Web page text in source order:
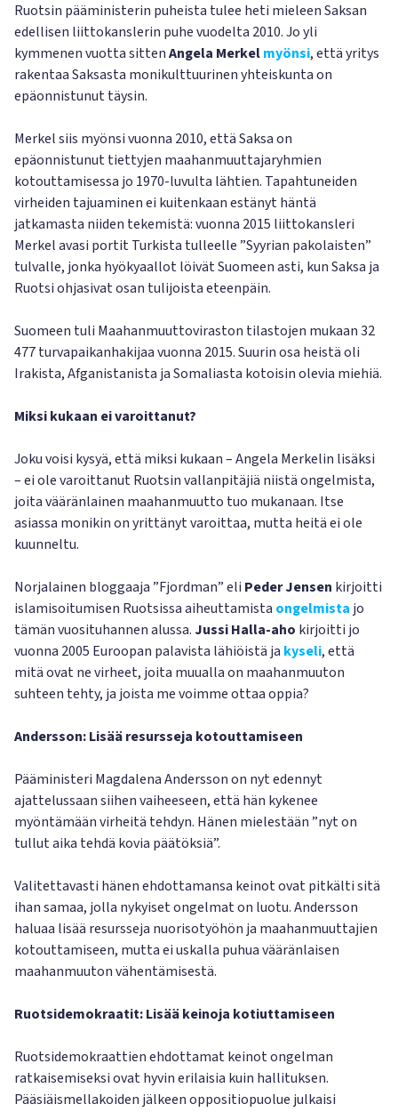
Ruotsin pääministerin puheista tulee heti mieleen Saksan
edellisen liittokanslerin puhe vuodelta 2010. Jo yli
kymmenen vuotta sittenAngela Merkelmyönsi, että yritys
rakentaa Saksasta monikulttuurinen yhteiskunta on
epäonnistunut täysin.
Merkel siis myönsi vuonna 2010, että Saksa on
epäonnistunut tiettyjen maahanmuuttajaryhmien
kotouttamisessa jo 1970-luvulta lähtien. Tapahtuneiden
virheiden tajuaminen ei kuitenkaan estänyt häntä
jatkamasta niiden tekemistä: vuonna 2015 liittokansleri
Merkel avasi portit Turkista tulleelle ”Syyrian pakolaisten”
tulvalle, jonka hyökyaallot löivät Suomeen asti, kun Saksa ja
Ruotsi ohjasivat osan tulijoista eteenpäin.
Suomeen tuli Maahanmuuttoviraston tilastojen mukaan 32
477 turvapaikanhakijaa vuonna 2015. Suurin osa heistä oli
Irakista, Afganistanista ja Somaliasta kotoisin olevia miehiä.
Miksi kukaan ei varoittanut?
Joku voisi kysyä, että miksi kukaan – Angela Merkelin lisäksi
– ei ole varoittanut Ruotsin vallanpitäjiä niistä ongelmista,
joita vääränlainen maahanmuutto tuo mukanaan. Itse
asiassa monikin on yrittänyt varoittaa, mutta heitä ei ole
kuunneltu.
Norjalainen bloggaaja ”Fjordman” eli Peder Jensen kirjoitti
islamisoitumisen Ruotsissa aiheuttamista ongelmista jo
tämän vuosituhannen alussa. Jussi Halla-aho kirjoitti jo
vuonna 2005 Euroopan palavista lähiöistä ja kyseli, että
mitä ovat ne virheet, joita muualla on maahanmuuton
suhteen tehty, ja joista me voimme ottaa oppia?
Andersson: Lisää resursseja kotouttamiseen
Pääministeri Magdalena Andersson on nyt edennyt
ajattelussaan siihen vaiheeseen, että hän kykenee
myöntämään virheitä tehdyn. Hänen mielestään ”nyt on
tullut aika tehdä kovia päätöksiä”.
Valitettavasti hänen ehdottamansa keinot ovat pitkälti sitä
ihan samaa, jolla nykyiset ongelmat on luotu. Andersson
haluaa lisää resursseja nuorisotyöhön ja maahanmuuttajien
kotouttamiseen, mutta ei uskalla puhua vääränlaisen
maahanmuuton vähentämisestä.
Ruotsidemokraatit: Lisää keinoja kotiuttamiseen
Ruotsidemokraattien ehdottamat keinot ongelman
ratkaisemiseksi ovat hyvin erilaisia kuin hallituksen.
Pääsiäismellakoiden jälkeen oppositiopuolue julkaisi